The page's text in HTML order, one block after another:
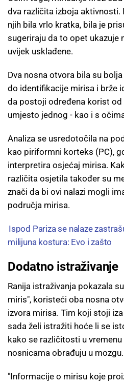
dva različita izboja aktivnosti.
njih bila vrlo kratka, bila je
sugeriraju da to opet ukazuje
uvijek usklađene.
Dva nosna otvora bila su
do identifikacije mirisa i brže
da postoji određena korist
umjesto jednog - kao i s
Analiza se usredotočila na
kao piriformni korteks (PC),
interpretira osjećaj mirisa.
različita osjetila također su
znači da bi ovi nalazi mogli
područja mirisa.
Ispod Pariza se nalaze
milijuna kostura: Evo i zašto
Dodatno istraživanje
Ranija istraživanja pokazala
miris", koristeći oba nosna
izvora mirisa. Tim koji stoji
sada želi istražiti hoće li se
kako se različitosti u
nosnicama obrađuju u mozgu.
"Informacije o mirisu koje